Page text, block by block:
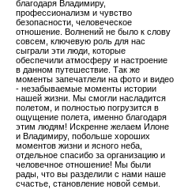
благодаря Владимиру,
профессионализм и чувство
безопасности, человеческое
отношение. Волнений не было к слову
совсем, ключевую роль для нас
сыграли эти люди, которые
обеспечили атмосферу и настроение
в данном путешествие. Так же
моменты запечатлели на фото и видео
- незабываемые моменты истории
нашей жизни. Мы смогли насладится
полетом, и полностью погрузится в
ощущение полета, именно благодаря
этим людям! Искренне желаем Илоне
и Владимиру, побольше хороших
моментов жизни и ясного неба,
отдельное спасибо за организацию и
человечное отношение! Мы были
рады, что вы разделили с нами наше
счастье, становление новой семьи.